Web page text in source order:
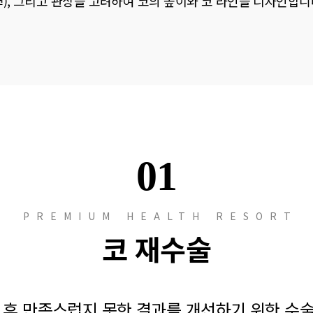
01
PREMIUM HEALTH RESORT
코 재수술